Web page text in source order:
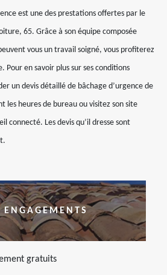
est une des prestations offertes par le
65. Grâce à son équipe composée
vous un travail soigné, vous profiterez
Pour en savoir plus sur ses conditions
un devis détaillé de bâchage d’urgence de
les heures de bureau ou visitez son site
connecté. Les devis qu’il dresse sont
ENGAGEMENTS
gratuits